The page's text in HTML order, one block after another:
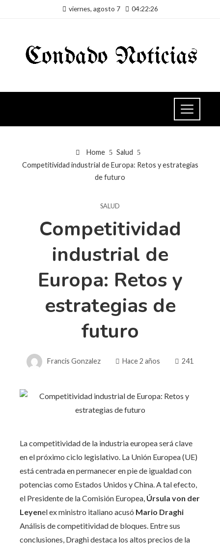
viernes, agosto 7 04:22:26
Home
Salud
Competitividad industrial de Europa: Retos y estrategias
de futuro
SALUD
Competitividad
industrial de
Europa: Retos y
estrategias de
futuro
Francis Gonzalez Hace 2 años 241
La competitividad de la industria europea será clave
en el próximo ciclo legislativo. La Unión Europea (UE)
está centrada en permanecer en pie de igualdad con
potencias como Estados Unidos y China. A tal efecto,
el Presidente de la Comisión Europea, Úrsula von der
Leyenel ex ministro italiano acusó Mario Draghi
Análisis de competitividad de bloques. Entre sus
conclusiones, Draghi destaca los altos precios de la